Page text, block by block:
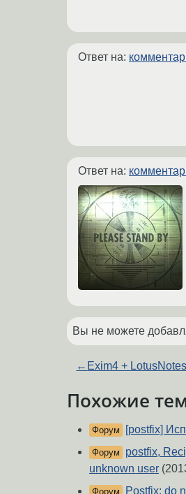
Ответ на:
Ответ на:
Вы не можете
← Exim4 + LotusNotes
Похожие
Форум [postfix]
Форум
postfix,
unknown user
Форум Postfix: do